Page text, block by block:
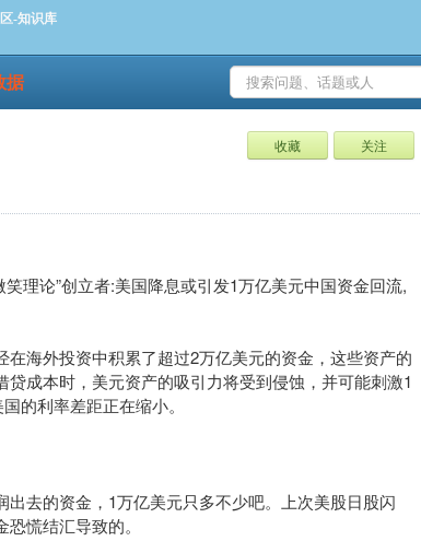
-知识库
据
收藏 关注
笑理论”创立者:美国降息或引发1万亿美元中国资金回流,
海外投资中积累了超过2万亿美元的资金，这些资产的
成本时，美元资产的吸引力将受到侵蚀，并可能刺激1
的利率差距正在缩小。
去的资金，1万亿美元只多不少吧。上次美股日股闪
慌结汇导致的。